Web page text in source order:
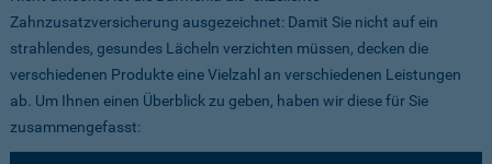
Zahnzusatzversicherung ausgezeichnet: Damit Sie nicht auf ein
strahlendes, gesundes Lächeln verzichten müssen, decken die
verschiedenen Produkte eine Vielzahl an verschiedenen Leistungen
ab. Um Ihnen einen Überblick zu geben, haben wir diese für Sie
zusammengefasst: